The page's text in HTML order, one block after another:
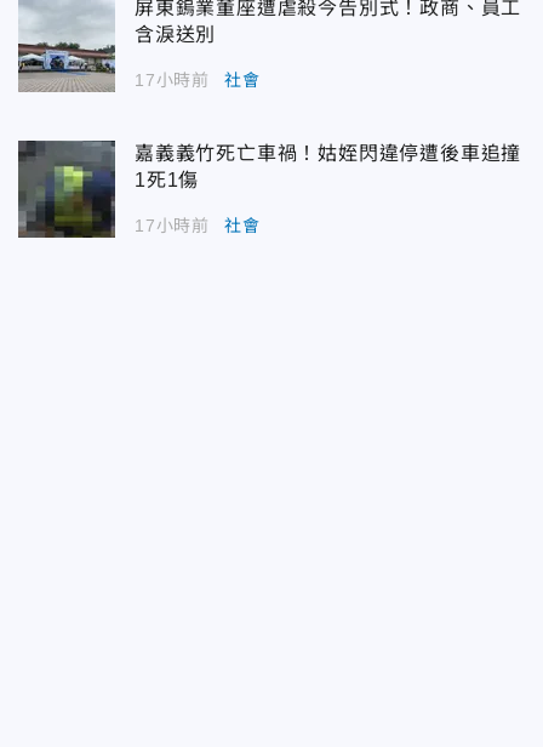
屏東鎢業董座遭虐殺今告別式！政商、員工
含淚送別
17小時前 社會
嘉義義竹死亡車禍！姑姪閃違停遭後車追撞
1死1傷
17小時前 社會